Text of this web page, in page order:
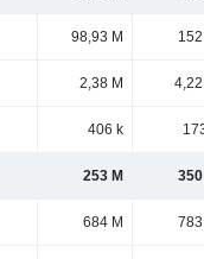
98,93 M 152
2,38 M 4,22
406 k
253 M 350
684 M 783